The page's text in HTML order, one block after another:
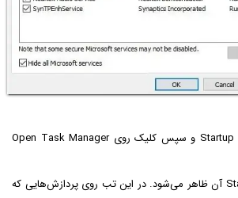
گام بعدی کلیک روی تب Startup و سپس کلیک روی Open Task Manager
تاسک منیجر و تب Startup آن ظاهر می‌شود. در این تب روی پردازش‌هایی که